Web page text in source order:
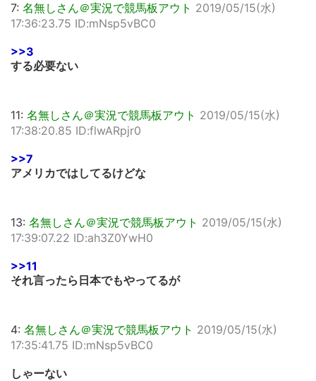
7: 名無しさん＠実況で競馬板アウト 2019/05/15(水)
17:36:23.75 ID:mNsp5vBC0
>>3
する必要ない
11: 名無しさん＠実況で競馬板アウト 2019/05/15(水)
17:38:20.85 ID:flwARpjr0
>>7
アメリカではしてるけどな
13: 名無しさん＠実況で競馬板アウト 2019/05/15(水)
17:39:07.22 ID:ah3Z0YwH0
>>11
それ言ったら日本でもやってるが
4: 名無しさん＠実況で競馬板アウト 2019/05/15(水)
17:35:41.75 ID:mNsp5vBC0
しゃーない